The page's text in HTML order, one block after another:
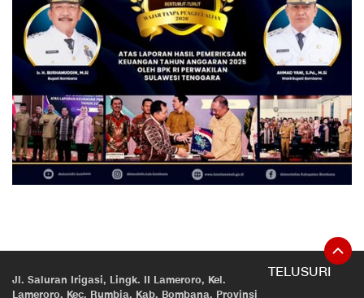
Jl. Saluran Irigasi, Lingk. II Lameroro, Kel.
Lameroro, Kec. Rumbia, Kab. Bombana, Provinsi
TELUSURI